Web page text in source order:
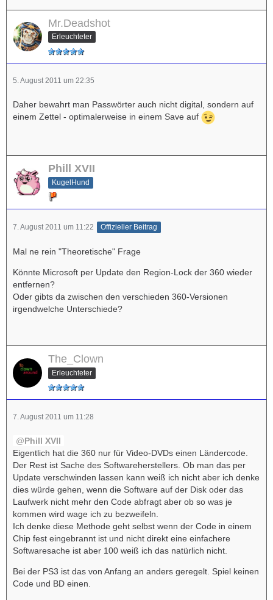
Mr.Deadshot
Erleuchteter
5. August 2011 um 22:35
Daher bewahrt man Passwörter auch nicht digital, sondern auf
einem Zettel - optimalerweise in einem Save auf
Phill XVII
KugelHund
7. August 2011 um 11:22 Offizieller Beitrag
Mal ne rein "Theoretische" Frage
Könnte Microsoft per Update den Region-Lock der 360 wieder
entfernen?
Oder gibts da zwischen den verschieden 360-Versionen
irgendwelche Unterschiede?
The_Clown
Erleuchteter
7. August 2011 um 11:28
Phill XVII
Eigentlich hat die 360 nur für Video-DVDs einen Ländercode.
Der Rest ist Sache des Softwareherstellers. Ob man das per
Update verschwinden lassen kann weiß ich nicht aber ich denke
dies würde gehen, wenn die Software auf der Disk oder das
Laufwerk nicht mehr den Code abfragt aber ob so was je
kommen wird wage ich zu bezweifeln.
Ich denke diese Methode geht selbst wenn der Code in einem
Chip fest eingebrannt ist und nicht direkt eine einfachere
Softwaresache ist aber 100 weiß ich das natürlich nicht.
Bei der PS3 ist das von Anfang an anders geregelt. Spiel keinen
Code und BD einen.